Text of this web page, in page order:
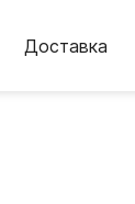
Доставка